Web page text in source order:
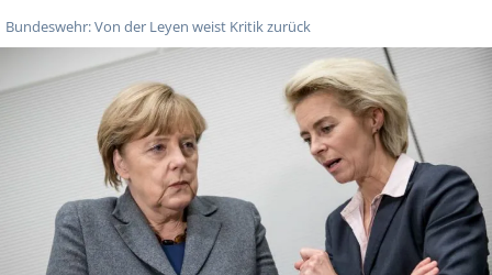
Bundeswehr: Von der Leyen weist Kritik zurück